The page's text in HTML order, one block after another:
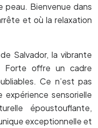
peau. Bienvenue dans
et où la relaxation
Salvador, la vibrante
Forte offre un cadre
Ce n’est pas
expérience sensorielle
époustouflante,
exceptionnelle et